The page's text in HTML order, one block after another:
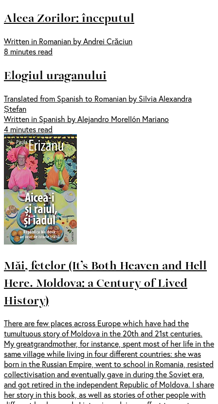
Aleea Zorilor: începutul
Written in Romanian by Andrei Crăciun
8 minutes read
Elogiul uraganului
Translated from Spanish to Romanian by Silvia Alexandra
Ștefan
Written in Spanish by Alejandro Morellón Mariano
4 minutes read
Măi, fetelor (It’s Both Heaven and Hell
Here. Moldova: a Century of Lived
History)
There are few places across Europe which have had the
tumultuous story of Moldova in the 20th and 21st centuries.
My greatgrandmother, for instance, spent most of her life in the
same village while living in four different countries: she was
born in the Russian Empire, went to school in Romania, resisted
collectivisation and eventually gave in during the Soviet era,
and got retired in the independent Republic of Moldova. I share
her story in this book, as well as stories of other people with